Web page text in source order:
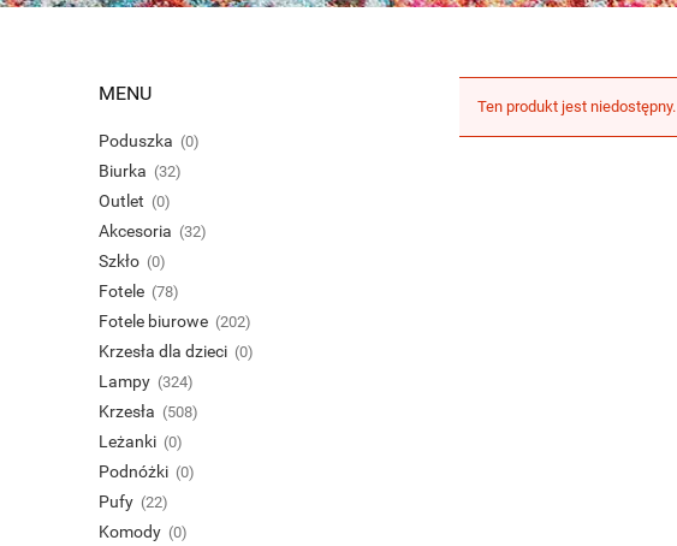
MENU
Poduszka (0)
Biurka (32)
Outlet (0)
Akcesoria (32)
Szkło (0)
Fotele (78)
Fotele biurowe (202)
Krzesła dla dzieci (0)
Lampy (324)
Krzesła (508)
Leżanki (0)
Podnóżki (0)
Pufy (22)
Komody (0)
Ten produkt jest niedostępny.